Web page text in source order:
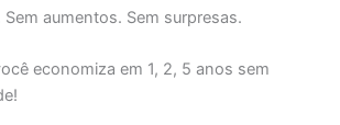
aumentos. Sem surpresas.
economiza em 1, 2, 5 anos sem